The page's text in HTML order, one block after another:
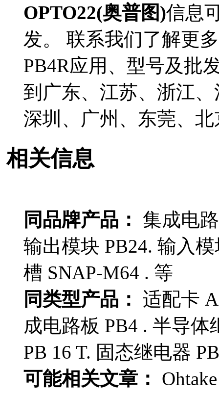
OPTO22(奥普图)信息
发。 联系我们了解更
PB4R应用、型号及批
到广东、江苏、浙江
深圳、广州、东莞、
相关信息
同品牌产品：
集成电
输出模块 PB24. 输入
槽 SNAP-M64 . 等
同类型产品： 适配卡
成电路板 PB4 . 半导体
PB 16 T. 固态继电器
可能相关文章：